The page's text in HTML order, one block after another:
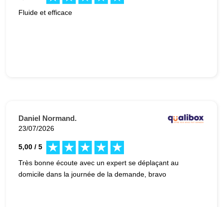
Fluide et efficace
Daniel Normand.
23/07/2026
5,00 / 5
Très bonne écoute avec un expert se déplaçant au
domicile dans la journée de la demande, bravo